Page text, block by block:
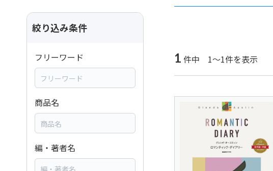
1 件中 1～1件を表示
絞り込み条件
フリーワード
商品名
編・著者名